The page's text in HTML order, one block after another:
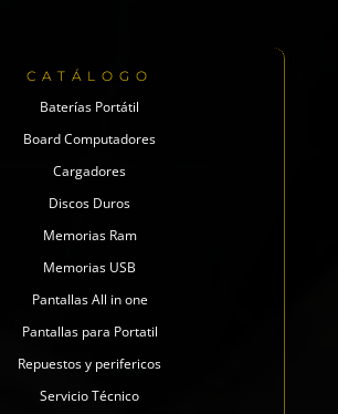
CATÁLOGO
Baterías Portátil
Board Computadores
Cargadores
Discos Duros
Memorias Ram
Memorias USB
Pantallas All in one
Pantallas para Portatil
Repuestos y perifericos
Servicio Técnico